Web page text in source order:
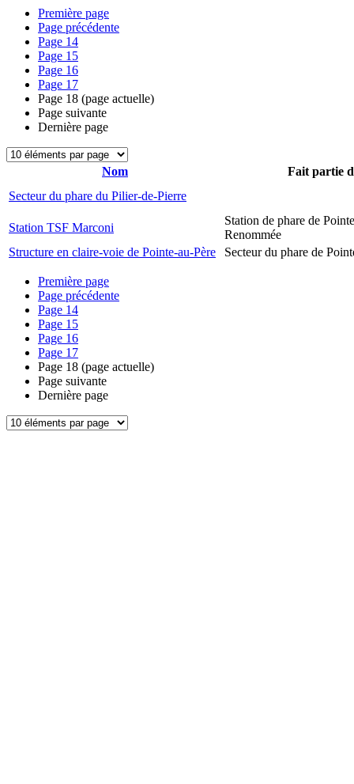
Première page
Page précédente
Page 14
Page 15
Page 16
Page 17
Page 18 (page actuelle)
Page suivante
Dernière page
Nom
Fait partie
Secteur du phare du Pilier-de-Pierre
Station TSF Marconi
Station de phare de
Renommée
Structure en claire-voie de Pointe-au-Père
Secteur du phare de
Première page
Page précédente
Page 14
Page 15
Page 16
Page 17
Page 18 (page actuelle)
Page suivante
Dernière page